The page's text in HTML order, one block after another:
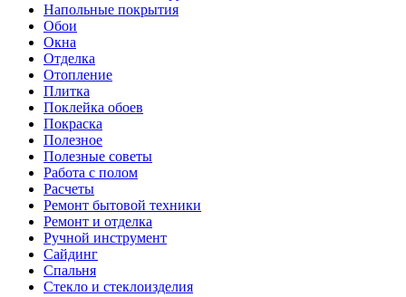
Напольные покрытия
Обои
Окна
Отделка
Отопление
Плитка
Поклейка обоев
Покраска
Полезное
Полезные советы
Работа с полом
Расчеты
Ремонт бытовой техники
Ремонт и отделка
Ручной инструмент
Сайдинг
Спальня
Стекло и стеклоизделия